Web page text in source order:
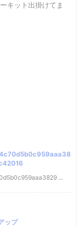
キット出掛けてま
...
ップ